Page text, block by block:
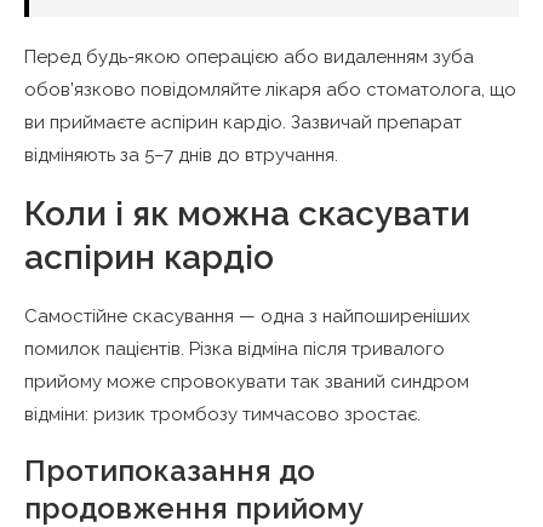
Перед будь-якою операцією або видаленням зуба
обов’язково повідомляйте лікаря або стоматолога, що
ви приймаєте аспірин кардіо. Зазвичай препарат
відміняють за 5–7 днів до втручання.
Коли і як можна скасувати
аспірин кардіо
Самостійне скасування — одна з найпоширеніших
помилок пацієнтів. Різка відміна після тривалого
прийому може спровокувати так званий синдром
відміни: ризик тромбозу тимчасово зростає.
Протипоказання до
продовження прийому